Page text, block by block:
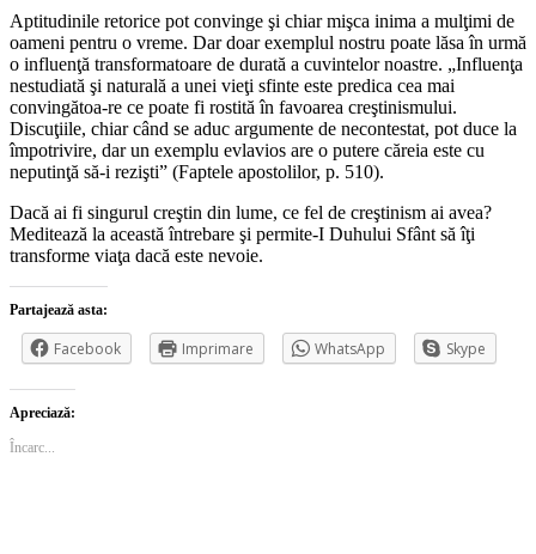
Aptitudinile retorice pot convinge şi chiar mişca inima a mulţimi de
oameni pentru o vreme. Dar doar exemplul nostru poate lăsa în urmă
o influenţă transformatoare de durată a cuvintelor noastre. „Influenţa
nestudiată şi naturală a unei vieţi sfinte este predica cea mai
convingătoa-re ce poate fi rostită în favoarea creştinismului.
Discuţiile, chiar când se aduc argumente de necontestat, pot duce la
împotrivire, dar un exemplu evlavios are o putere căreia este cu
neputinţă să-i rezişti” (Faptele apostolilor, p. 510).
Dacă ai fi singurul creştin din lume, ce fel de creştinism ai avea?
Meditează la această întrebare şi permite-I Duhului Sfânt să îţi
transforme viaţa dacă este nevoie.
Partajează asta:
Facebook Imprimare WhatsApp Skype
Apreciază:
Încarc...